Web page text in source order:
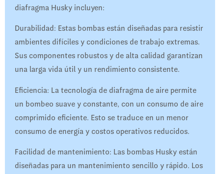
diafragma Husky incluyen:
Durabilidad: Estas bombas están diseñadas para resistir
ambientes difíciles y condiciones de trabajo extremas.
Sus componentes robustos y de alta calidad garantizan
una larga vida útil y un rendimiento consistente.
Eficiencia: La tecnología de diafragma de aire permite
un bombeo suave y constante, con un consumo de aire
comprimido eficiente. Esto se traduce en un menor
consumo de energía y costos operativos reducidos.
Facilidad de mantenimiento: Las bombas Husky están
diseñadas para un mantenimiento sencillo y rápido. Los